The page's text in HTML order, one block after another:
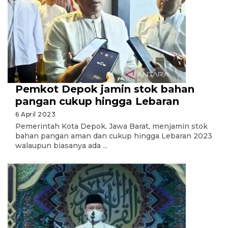
Pemkot Depok jamin stok bahan
pangan cukup hingga Lebaran
6 April 2023
Pemerintah Kota Depok, Jawa Barat, menjamin stok
bahan pangan aman dan cukup hingga Lebaran 2023
walaupun biasanya ada ...